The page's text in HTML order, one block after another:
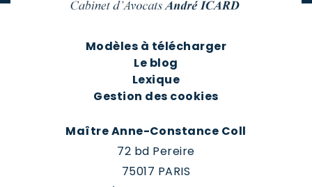
Modèles à télécharger
Le blog
Lexique
Gestion des cookies
Maître Anne-Constance Coll
72 bd Pereire
75017 PARIS